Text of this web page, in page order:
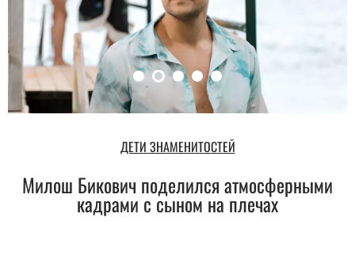
ДЕТИ ЗНАМЕНИТОСТЕЙ
Милош Бикович поделился атмосферными
кадрами с сыном на плечах